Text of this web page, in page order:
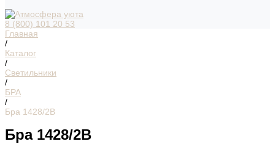
8 (800) 101 20 53
Главная
/
Каталог
/
Светильники
/
БРА
/
Бра 1428/2B
Бра 1428/2B